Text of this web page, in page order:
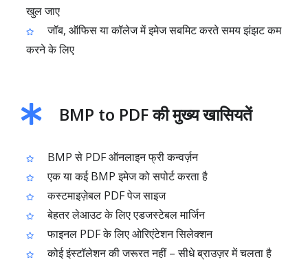
खुल जाए
जॉब, ऑफिस या कॉलेज में इमेज सबमिट करते समय झंझट कम
करने के लिए
BMP to PDF की मुख्य खासियतें
BMP से PDF ऑनलाइन फ्री कन्वर्ज़न
एक या कई BMP इमेज को सपोर्ट करता है
कस्टमाइज़ेबल PDF पेज साइज
बेहतर लेआउट के लिए एडजस्टेबल मार्जिन
फाइनल PDF के लिए ओरिएंटेशन सिलेक्शन
कोई इंस्टॉलेशन की जरूरत नहीं – सीधे ब्राउज़र में चलता है